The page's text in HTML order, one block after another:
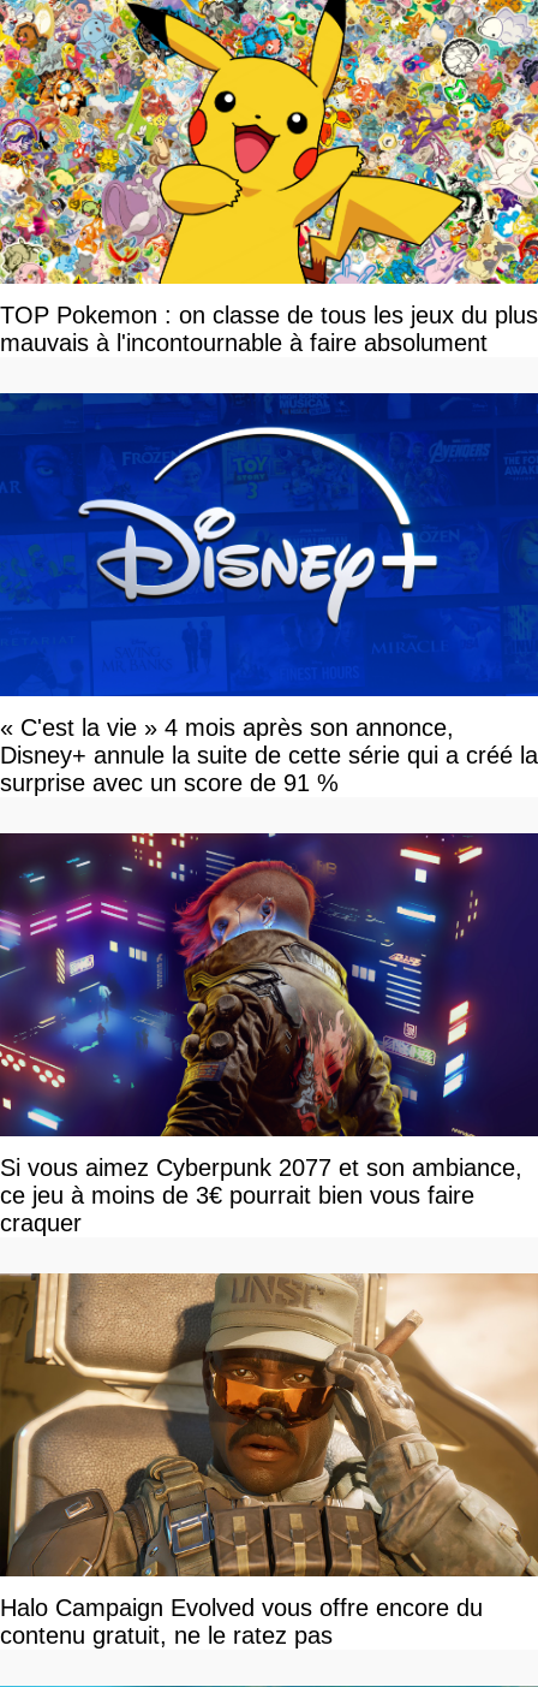
TOP Pokemon : on classe de tous les jeux du plus
mauvais à l'incontournable à faire absolument
« C'est la vie » 4 mois après son annonce,
Disney+ annule la suite de cette série qui a créé la
surprise avec un score de 91 %
Si vous aimez Cyberpunk 2077 et son ambiance,
ce jeu à moins de 3€ pourrait bien vous faire
craquer
Halo Campaign Evolved vous offre encore du
contenu gratuit, ne le ratez pas